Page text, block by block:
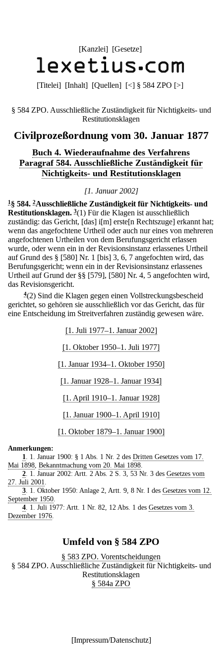
[Kanzlei] [Gesetze]
[Titelei] [Inhalt] [Quellen] [<] § 584 ZPO [>]
§ 584 ZPO. Ausschließliche Zuständigkeit für Nichtigkeits- und
Restitutionsklagen
Civilprozeßordnung vom 30. Januar 1877
Buch 4. Wiederaufnahme des Verfahrens
Paragraf 584. Ausschließliche Zuständigkeit für
Nichtigkeits- und Restitutionsklagen
[1. Januar 2002]
1 § 584. 2Ausschließliche Zuständigkeit für Nichtigkeits- und
Restitutionsklagen. 3(1) Für die Klagen ist ausschließlich
zuständig: das Gericht, [das] i[m] erste[n Rechtszuge] erkannt hat;
wenn das angefochtene Urtheil oder auch nur eines von mehreren
angefochtenen Urtheilen von dem Berufungsgericht erlassen
wurde, oder wenn ein in der Revisionsinstanz erlassenes Urtheil
auf Grund des § [580] Nr. 1 [bis] 3, 6, 7 angefochten wird, das
Berufungsgericht; wenn ein in der Revisionsinstanz erlassenes
Urtheil auf Grund der §§ [579], [580] Nr. 4, 5 angefochten wird,
das Revisionsgericht.
4(2) Sind die Klagen gegen einen Vollstreckungsbescheid
gerichtet, so gehören sie ausschließlich vor das Gericht, das für
eine Entscheidung im Streitverfahren zuständig gewesen wäre.
[1. Juli 1977–1. Januar 2002]
[1. Oktober 1950–1. Juli 1977]
[1. Januar 1934–1. Oktober 1950]
[1. Januar 1928–1. Januar 1934]
[1. April 1910–1. Januar 1928]
[1. Januar 1900–1. April 1910]
[1. Oktober 1879–1. Januar 1900]
Anmerkungen:
1. 1. Januar 1900: § 1 Abs. 1 Nr. 2 des Dritten Gesetzes vom 17.
Mai 1898, Bekanntmachung vom 20. Mai 1898.
2. 1. Januar 2002: Artt. 2 Abs. 2 S. 3, 53 Nr. 3 des Gesetzes vom
27. Juli 2001.
3. 1. Oktober 1950: Anlage 2, Artt. 9, 8 Nr. I des Gesetzes vom 12.
September 1950.
4. 1. Juli 1977: Artt. 1 Nr. 82, 12 Abs. 1 des Gesetzes vom 3.
Dezember 1976.
Umfeld von § 584 ZPO
§ 583 ZPO. Vorentscheidungen
§ 584 ZPO. Ausschließliche Zuständigkeit für Nichtigkeits- und
Restitutionsklagen
§ 584a ZPO
[Impressum/Datenschutz]